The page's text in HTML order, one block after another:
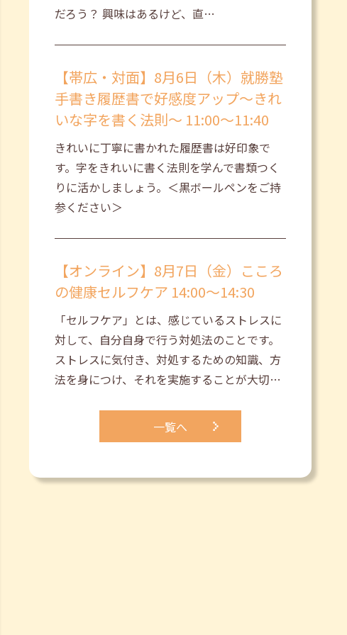
だろう？ 興味はあるけど、直…
【帯広・対面】8月6日（木）就勝塾
手書き履歴書で好感度アップ～きれ
いな字を書く法則～ 11:00～11:40
きれいに丁寧に書かれた履歴書は好印象で
す。字をきれいに書く法則を学んで書類つく
りに活かしましょう。＜黒ボールペンをご持
参ください＞
【オンライン】8月7日（金）こころ
の健康セルフケア 14:00～14:30
「セルフケア」とは、感じているストレスに
対して、自分自身で行う対処法のことです。
ストレスに気付き、対処するための知識、方
法を身につけ、それを実施することが大切…
一覧へ